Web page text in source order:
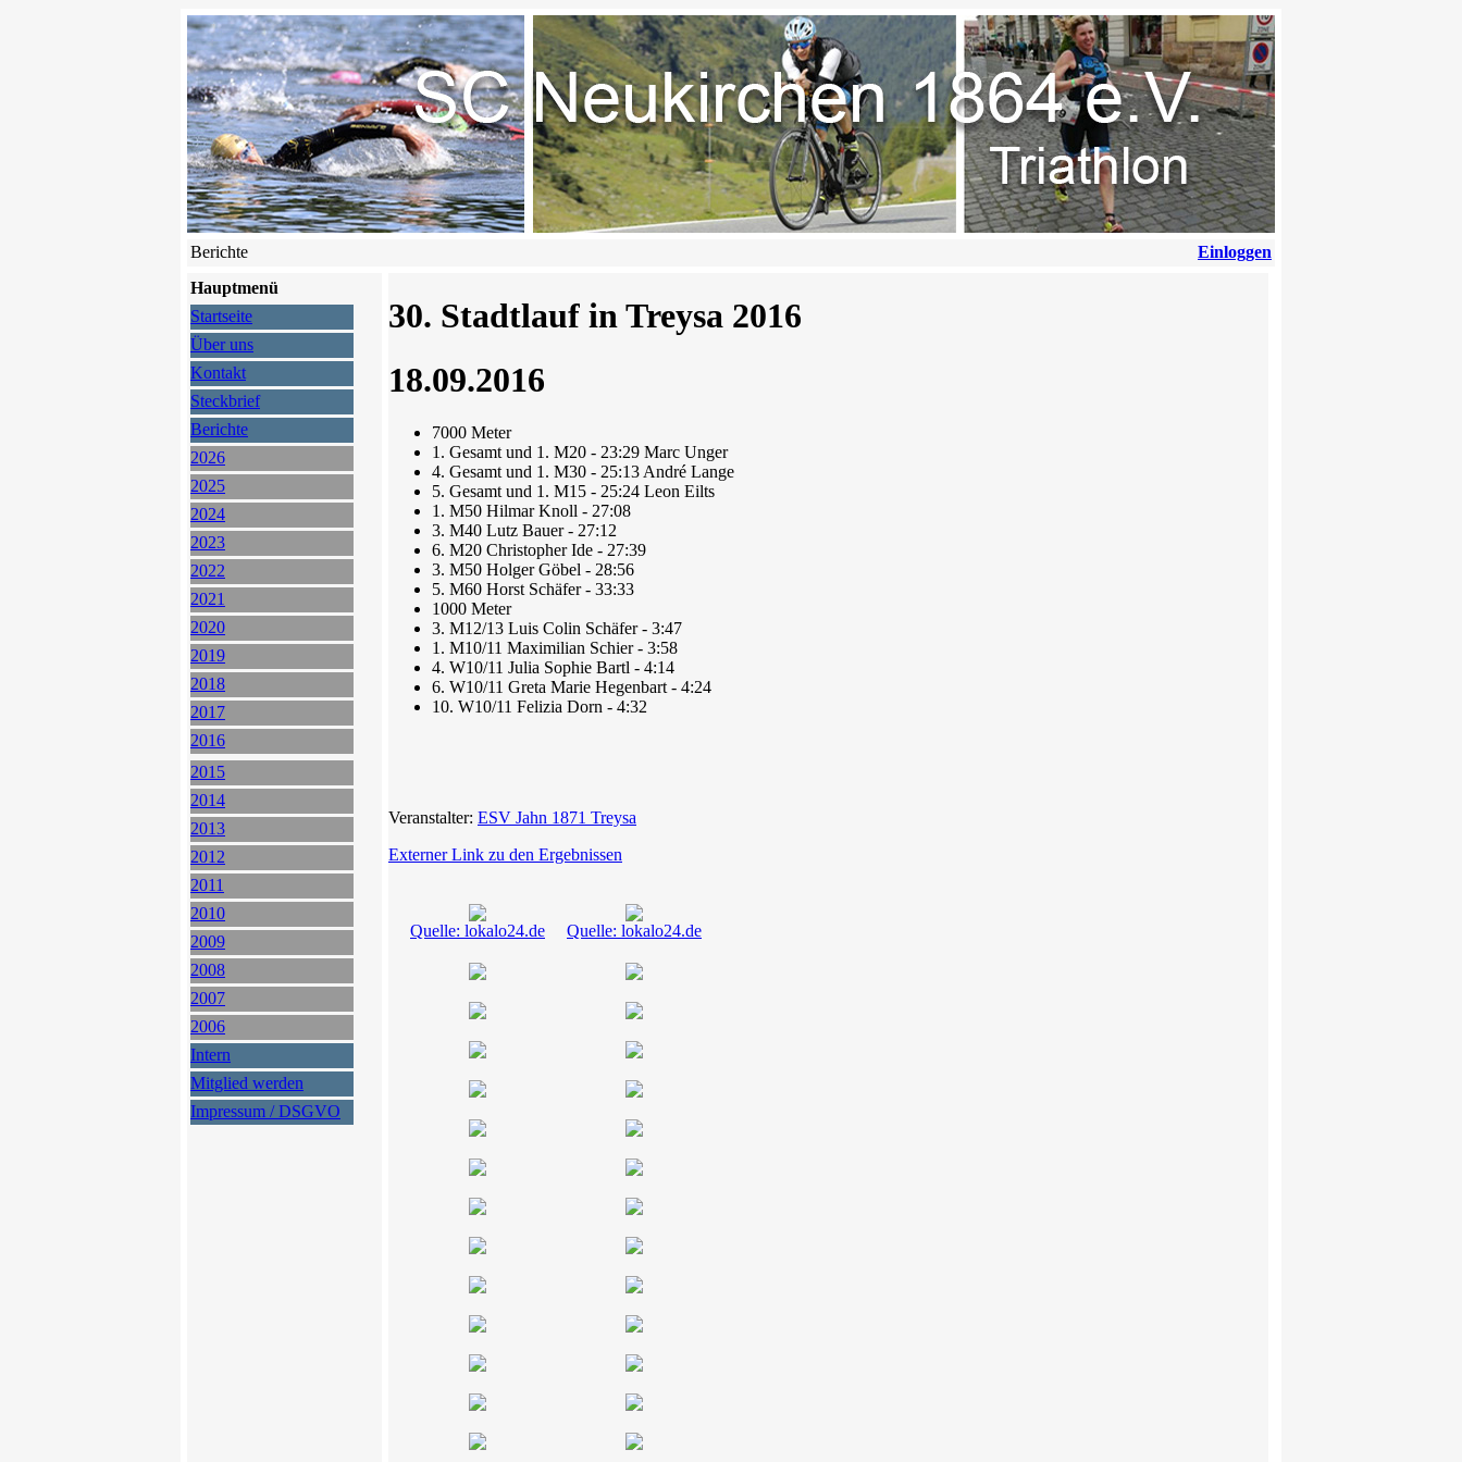
Berichte
Einloggen
Hauptmenü
Startseite
Über uns
Kontakt
Steckbrief
Berichte
2026
2025
2024
2023
2022
2021
2020
2019
2018
2017
2016
2015
2014
2013
2012
2011
2010
2009
2008
2007
2006
Intern
Mitglied werden
Impressum / DSGVO
30. Stadtlauf in Treysa 2016
18.09.2016
7000 Meter
1. Gesamt und 1. M20 - 23:29 Marc Unger
4. Gesamt und 1. M30 - 25:13 André Lange
5. Gesamt und 1. M15 - 25:24 Leon Eilts
1. M50 Hilmar Knoll - 27:08
3. M40 Lutz Bauer - 27:12
6. M20 Christopher Ide - 27:39
3. M50 Holger Göbel - 28:56
5. M60 Horst Schäfer - 33:33
1000 Meter
3. M12/13 Luis Colin Schäfer - 3:47
1. M10/11 Maximilian Schier - 3:58
4. W10/11 Julia Sophie Bartl - 4:14
6. W10/11 Greta Marie Hegenbart - 4:24
10. W10/11 Felizia Dorn - 4:32
Veranstalter: ESV Jahn 1871 Treysa
Externer Link zu den Ergebnissen
Quelle: lokalo24.de Quelle: lokalo24.de